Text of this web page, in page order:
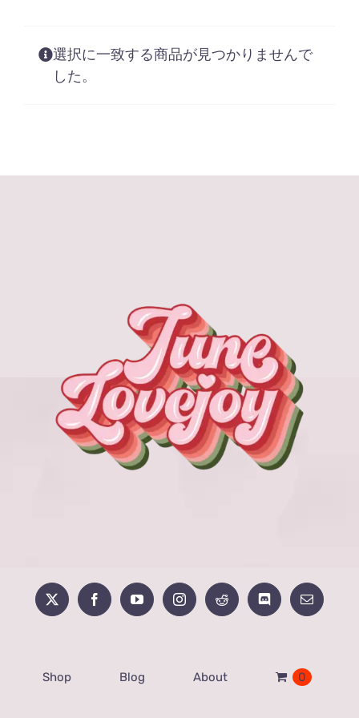
選択に一致する商品が見つかりませんで
した。
Shop Blog About 0